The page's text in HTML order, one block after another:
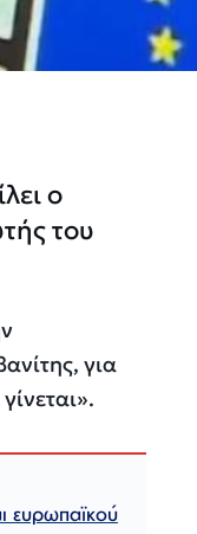
ο
του
για
ευρωπαϊκού